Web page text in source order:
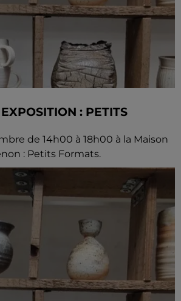
: PETITS
de 14h00 à 18h00 à la Maison
: Petits Formats.